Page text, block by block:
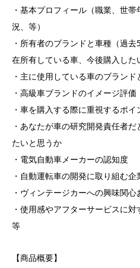
・基本プロフィール（職業、世
況、等）
・所有者のブランドと車種（過
在所有している車、今後購入した
・主に使用している車のブランド
・高級車ブランドのイメージ評価
・車を購入する際に重視するポイ
・あなたが車の研究開発責任者
たいと思うか
・電気自動車メーカーの認知度
・自動運転車の開発に取り組む
・ヴィンテージカーへの興味関
・使用感やアフターサービスに対
等
【商品概要】